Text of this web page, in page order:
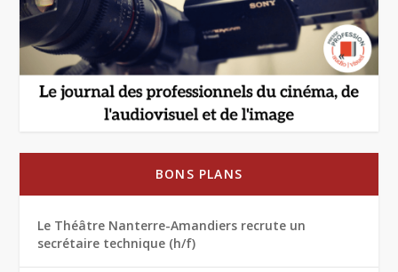
BONS PLANS
Le Théâtre Nanterre-Amandiers recrute un
secrétaire technique (h/f)